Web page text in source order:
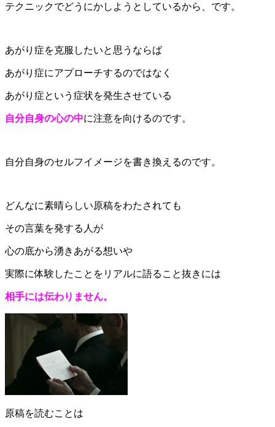
テクニックでどうにかしようとしているから、です。
あがり症を克服したいと思うならば
あがり症にアプローチするのではなく
あがり症という症状を発生させている
自分自身の心の中に注意を向けるのです。
自分自身のセルフイメージを書き換えるのです。
どんなに素晴らしい原稿をわたされても
その言葉を発する人が
心の底から湧きあがる想いや
実際に体験したことをリアルに語ること抜きには
相手には伝わりません。
原稿を読むことは